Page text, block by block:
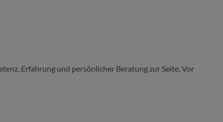
Erfahrung und persönlicher Beratung zur Seite. Vor